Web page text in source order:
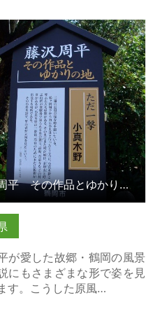
が愛した故郷・鶴岡の風景
にもさまざまな形で姿を見
す。こうした原風…
その作品とゆかりの地 の
ちら
藤沢周平 その作品とゆかりの地